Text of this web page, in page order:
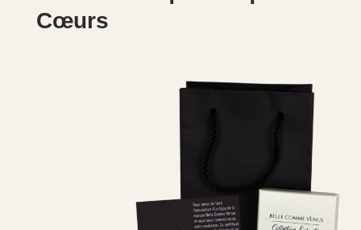
Cœurs